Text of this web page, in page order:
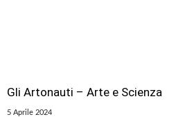
Gli Artonauti – Arte e Scienza
5 Aprile 2024